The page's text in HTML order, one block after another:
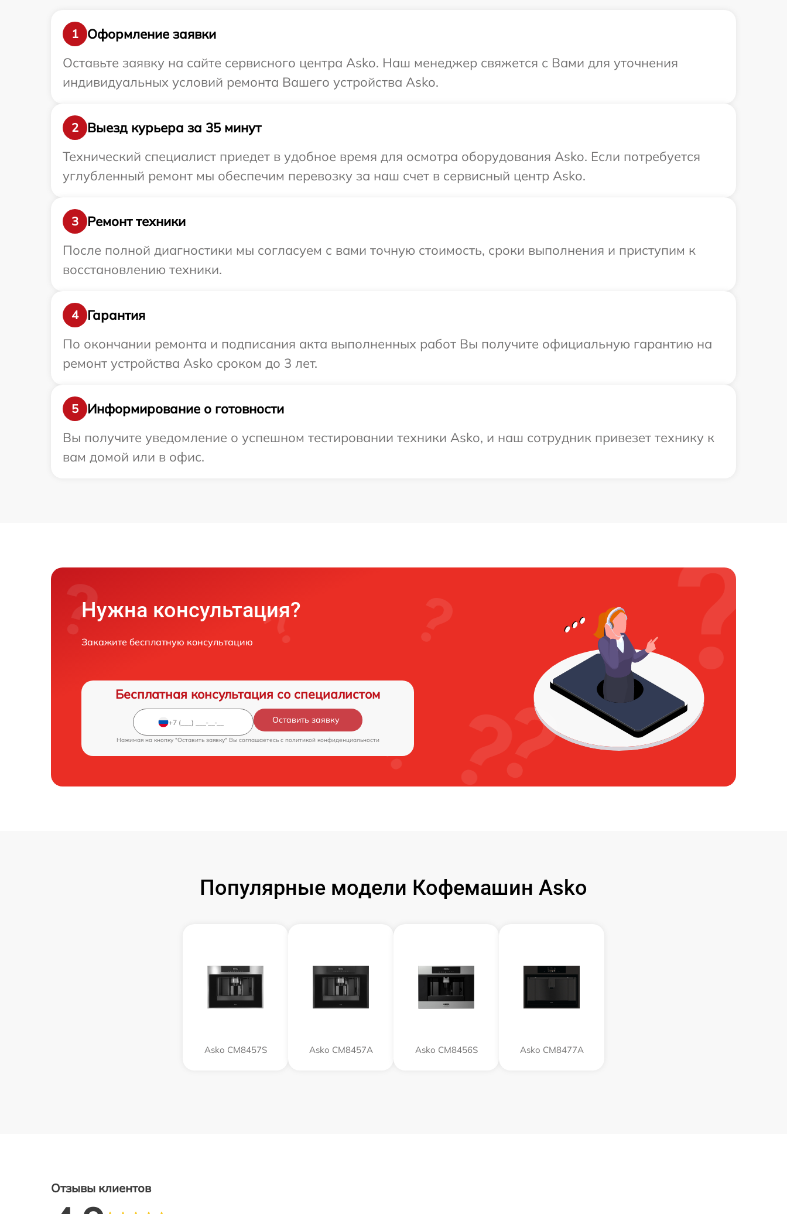
1
Оформление заявки
Оставьте заявку на сайте сервисного центра Asko. Наш менеджер свяжется с Вами для уточнения
индивидуальных условий ремонта Вашего устройства Asko.
2
Выезд курьера за 35 минут
Технический специалист приедет в удобное время для осмотра оборудования Asko. Если потребуется
углубленный ремонт мы обеспечим перевозку за наш счет в сервисный центр Asko.
3
Ремонт техники
После полной диагностики мы согласуем с вами точную стоимость, сроки выполнения и приступим к
восстановлению техники.
4
Гарантия
По окончании ремонта и подписания акта выполненных работ Вы получите официальную гарантию на
ремонт устройства Asko сроком до 3 лет.
5
Информирование о готовности
Вы получите уведомление о успешном тестировании техники Asko, и наш сотрудник привезет технику к
вам домой или в офис.
Нужна консультация?
Закажите бесплатную консультацию
Бесплатная консультация со специалистом
Оставить заявку
Нажимая на кнопку "Оставить заявку" Вы соглашаетесь c политикой конфиденциальности
Популярные модели Кофемашин Asko
Asko CM8457S Asko CM8457A Asko CM8456S Asko CM8477A
Отзывы клиентов